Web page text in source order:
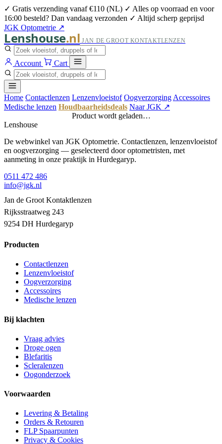
✓ Gratis verzending vanaf €110 (NL) ✓ Alles op voorraad en voor
16:00 besteld? Dan vandaag verzonden ✓ Altijd scherp geprijsd
JGK Optometrie ↗
Lenshouse.nl JAN DE GROOT KONTAKTLENZEN
Account Cart
Home Contactlenzen Lenzenvloeistof Oogverzorging Accessoires
Medische lenzen Houdbaarheidsdeals Naar JGK ↗
Product wordt geladen…
Lenshouse
De webwinkel van JGK Optometrie. Contactlenzen, lenzenvloeistof
en oogverzorging — geselecteerd door optometristen, met
aanmeting in onze praktijk in Hurdegaryp.
0511 472 486
info@jgk.nl
Jan de Groot Kontaktlenzen
Rijksstraatweg 243
9254 DH Hurdegaryp
Producten
Contactlenzen
Lenzenvloeistof
Oogverzorging
Accessoires
Medische lenzen
Bij klachten
Vraag advies
Droge ogen
Blefaritis
Scleralenzen
Oogonderzoek
Voorwaarden
Levering & Betaling
Orders & Retouren
FLP Spaarpunten
Privacy & Cookies